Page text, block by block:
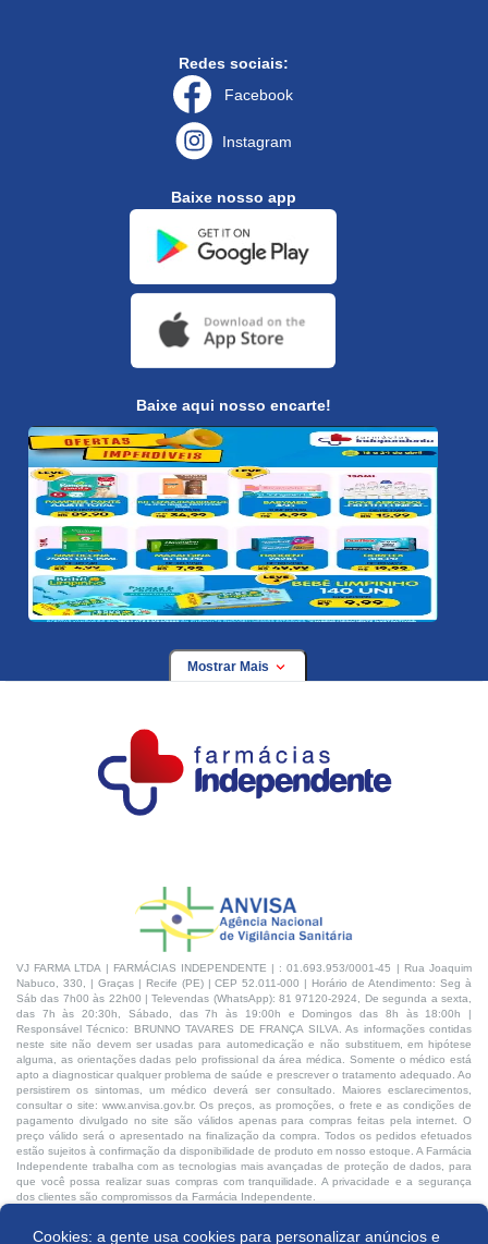
Cookies: a gente usa cookies para personalizar anúncios e
Redes sociais:
Facebook
Instagram
Baixe nosso app
Baixe aqui nosso encarte!
Mostrar Mais
VJ FARMA LTDA | FARMÁCIAS INDEPENDENTE | : 01.693.953/0001-45 | Rua Joaquim
Nabuco, 330, | Graças | Recife (PE) | CEP 52.011-000 | Horário de Atendimento: Seg à
Sáb das 7h00 às 22h00 | Televendas (WhatsApp): 81 97120-2924, De segunda a sexta,
das 7h às 20:30h, Sábado, das 7h às 19:00h e Domingos das 8h às 18:00h |
Responsável Técnico: BRUNNO TAVARES DE FRANÇA SILVA. As informações contidas
neste site não devem ser usadas para automedicação e não substituem, em hipótese
alguma, as orientações dadas pelo profissional da área médica. Somente o médico está
apto a diagnosticar qualquer problema de saúde e prescrever o tratamento adequado. Ao
persistirem os sintomas, um médico deverá ser consultado. Maiores esclarecimentos,
consultar o site: www.anvisa.gov.br. Os preços, as promoções, o frete e as condições de
pagamento divulgado no site são válidos apenas para compras feitas pela internet. O
preço válido será o apresentado na finalização da compra. Todos os pedidos efetuados
estão sujeitos à confirmação da disponibilidade de produto em nosso estoque. A Farmácia
Independente trabalha com as tecnologias mais avançadas de proteção de dados, para
que você possa realizar suas compras com tranquilidade. A privacidade e a segurança
dos clientes são compromissos da Farmácia Independente.